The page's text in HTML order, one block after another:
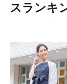
スランキ